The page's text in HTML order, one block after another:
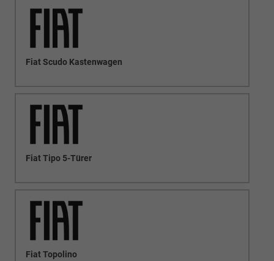
Fiat Scudo Kastenwagen
Fiat Tipo 5-Türer
Fiat Topolino